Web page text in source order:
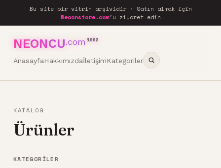
Bu site bir vitrin arşividir · Satın almak için
Neoonstore.com'u ziyaret edin
NEONCU.com 1962
AnasayfaHakkımızdaİletişimKategoriler
KATALOG
Ürünler
KATEGORILER